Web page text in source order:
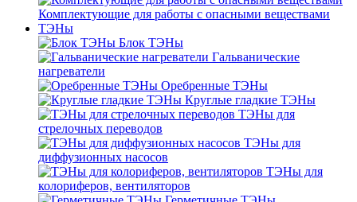
Комплектующие для работы с опасными веществами
ТЭНы
Блок ТЭНы
Гальванические
нагреватели
Оребренные ТЭНы
Круглые гладкие ТЭНы
ТЭНы для
стрелочных переводов
ТЭНы для
диффузионных насосов
ТЭНы для
колориферов, вентиляторов